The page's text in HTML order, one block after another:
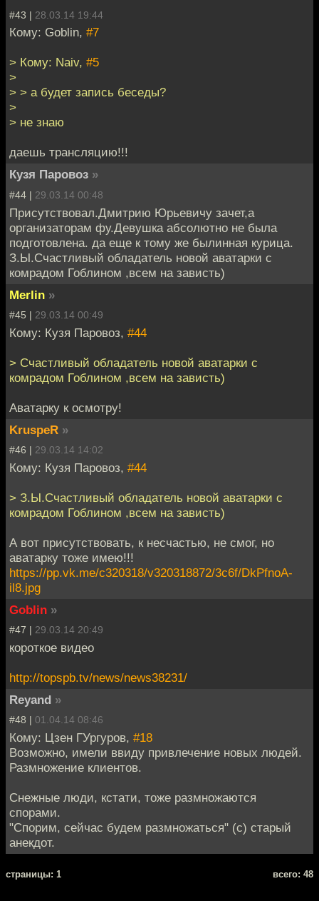
#43 | 28.03.14 19:44
Кому: Goblin, #7
> Кому: Naiv, #5
>
> > а будет запись беседы?
>
> не знаю
даешь трансляцию!!!
Кузя Паровоз »
#44 | 29.03.14 00:48
Присутствовал.Дмитрию Юрьевичу зачет,а
организаторам фу.Девушка абсолютно не была
подготовлена. да еще к тому же былинная курица.
З.Ы.Счастливый обладатель новой аватарки с
комрадом Гоблином ,всем на зависть)
Merlin »
#45 | 29.03.14 00:49
Кому: Кузя Паровоз, #44
> Счастливый обладатель новой аватарки с
комрадом Гоблином ,всем на зависть)
Аватарку к осмотру!
KruspeR »
#46 | 29.03.14 14:02
Кому: Кузя Паровоз, #44
> З.Ы.Счастливый обладатель новой аватарки с
комрадом Гоблином ,всем на зависть)
А вот присутствовать, к несчастью, не смог, но
аватарку тоже имею!!!
https://pp.vk.me/c320318/v320318872/3c6f/DkPfnoA-
il8.jpg
Goblin »
#47 | 29.03.14 20:49
короткое видео
http://topspb.tv/news/news38231/
Reyand »
#48 | 01.04.14 08:46
Кому: Цзен ГУргуров, #18
Возможно, имели ввиду привлечение новых людей.
Размножение клиентов.
Снежные люди, кстати, тоже размножаются
спорами.
"Спорим, сейчас будем размножаться" (с) старый
анекдот.
cтраницы: 1 всего: 48